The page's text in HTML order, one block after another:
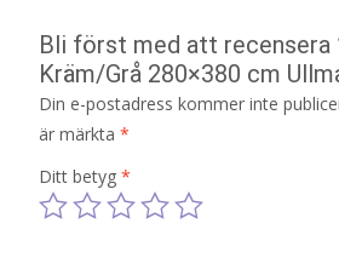
Bli först med att recensera
Kräm/Grå 280×380 cm
Din e-postadress kommer inte
är märkta *
Ditt betyg *